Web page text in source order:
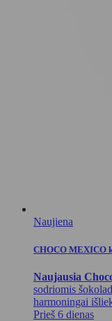
Naujiena
CHOCO MEXICO
Naujausia
sodriomis
harmoningai
Prieš 6 dienas